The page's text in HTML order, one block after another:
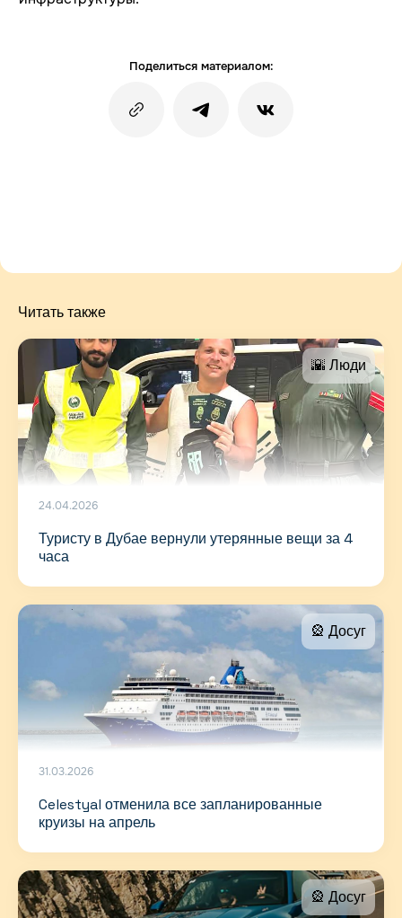
Поделиться материалом:
Читать также
🌇 Люди
24.04.2026
Туристу в Дубае вернули утерянные вещи за 4
часа
🎡 Досуг
31.03.2026
Celestyal отменила все запланированные
круизы на апрель
🎡 Досуг